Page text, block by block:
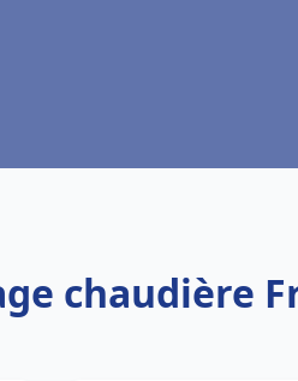
chaudière